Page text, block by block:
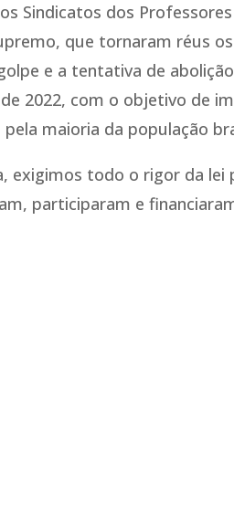
os Sindicatos dos
que tornaram réus
e a tentativa de
de 2022, com o objetivo de
maioria da população
exigimos todo o rigor da lei
participaram e